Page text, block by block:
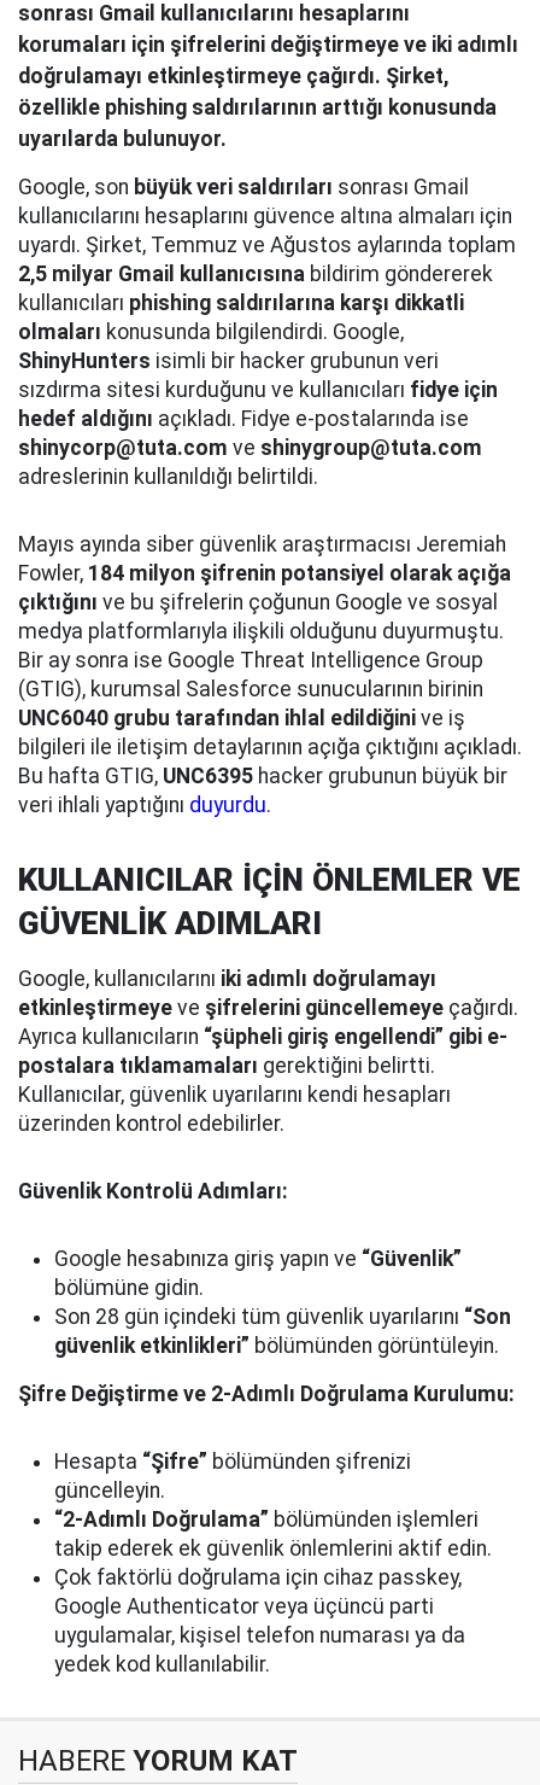
sonrası Gmail kullanıcılarını hesaplarını
korumaları için şifrelerini değiştirmeye ve iki adımlı
doğrulamayı etkinleştirmeye çağırdı. Şirket,
özellikle phishing saldırılarının arttığı konusunda
uyarılarda bulunuyor.
Google, son büyük veri saldırıları sonrası Gmail
kullanıcılarını hesaplarını güvence altına almaları için
uyardı. Şirket, Temmuz ve Ağustos aylarında toplam
2,5 milyar Gmail kullanıcısına bildirim göndererek
kullanıcıları phishing saldırılarına karşı dikkatli
olmaları konusunda bilgilendirdi. Google,
ShinyHunters isimli bir hacker grubunun veri
sızdırma sitesi kurduğunu ve kullanıcıları fidye için
hedef aldığını açıkladı. Fidye e-postalarında ise
shinycorp@tuta.com ve shinygroup@tuta.com
adreslerinin kullanıldığı belirtildi.
Mayıs ayında siber güvenlik araştırmacısı Jeremiah
Fowler, 184 milyon şifrenin potansiyel olarak açığa
çıktığını ve bu şifrelerin çoğunun Google ve sosyal
medya platformlarıyla ilişkili olduğunu duyurmuştu.
Bir ay sonra ise Google Threat Intelligence Group
(GTIG), kurumsal Salesforce sunucularının birinin
UNC6040 grubu tarafından ihlal edildiğini ve iş
bilgileri ile iletişim detaylarının açığa çıktığını açıkladı.
Bu hafta GTIG, UNC6395 hacker grubunun büyük bir
veri ihlali yaptığını duyurdu.
KULLANICILAR İÇİN ÖNLEMLER VE
GÜVENLİK ADIMLARI
Google, kullanıcılarını iki adımlı doğrulamayı
etkinleştirmeye ve şifrelerini güncellemeye çağırdı.
Ayrıca kullanıcıların “şüpheli giriş engellendi” gibi e-
postalara tıklamamaları gerektiğini belirtti.
Kullanıcılar, güvenlik uyarılarını kendi hesapları
üzerinden kontrol edebilirler.
Güvenlik Kontrolü Adımları:
Google hesabınıza giriş yapın ve “Güvenlik”
bölümüne gidin.
Son 28 gün içindeki tüm güvenlik uyarılarını “Son
güvenlik etkinlikleri” bölümünden görüntüleyin.
Şifre Değiştirme ve 2-Adımlı Doğrulama Kurulumu:
Hesapta “Şifre” bölümünden şifrenizi
güncelleyin.
“2-Adımlı Doğrulama” bölümünden işlemleri
takip ederek ek güvenlik önlemlerini aktif edin.
Çok faktörlü doğrulama için cihaz passkey,
Google Authenticator veya üçüncü parti
uygulamalar, kişisel telefon numarası ya da
yedek kod kullanılabilir.
HABERE YORUM KAT